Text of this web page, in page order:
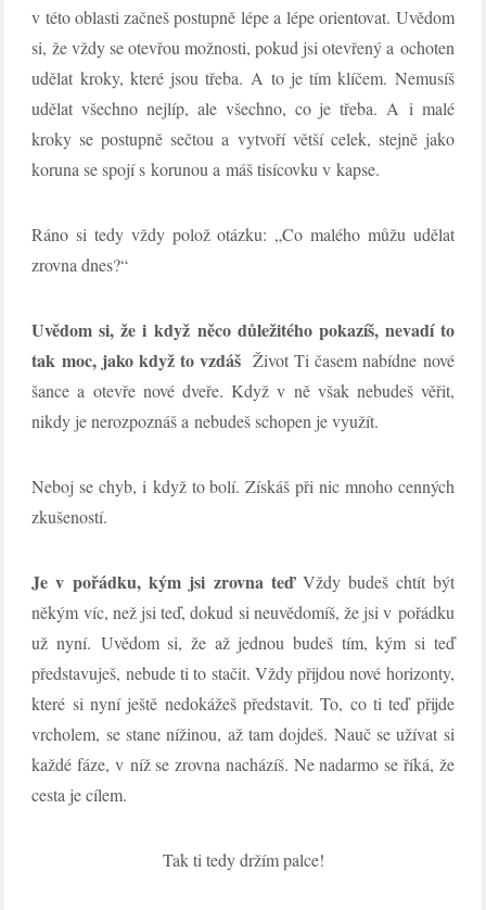
v této oblasti začneš postupně lépe a lépe orientovat. Uvědom
si, že vždy se otevřou možnosti, pokud jsi otevřený a ochoten
udělat kroky, které jsou třeba. A to je tím klíčem. Nemusíš
udělat všechno nejlíp, ale všechno, co je třeba. A i malé
kroky se postupně sečtou a vytvoří větší celek, stejně jako
koruna se spojí s korunou a máš tisícovku v kapse.
Ráno si tedy vždy polož otázku: „Co malého můžu udělat
zrovna dnes?“
Uvědom si, že i když něco důležitého pokazíš, nevadí to
tak moc, jako když to vzdášŽivot Ti časem nabídne nové
šance a otevře nové dveře. Když v ně však nebudeš věřit,
nikdy je nerozpoznáš a nebudeš schopen je využít.
Neboj se chyb, i když to bolí. Získáš při nic mnoho cenných
zkušeností.
Je v pořádku, kým jsi zrovna teď Vždy budeš chtít být
někým víc, než jsi teď, dokud si neuvědomíš, že jsi v pořádku
už nyní. Uvědom si, že až jednou budeš tím, kým si teď
představuješ, nebude ti to stačit. Vždy přijdou nové horizonty,
které si nyní ještě nedokážeš představit. To, co ti teď přijde
vrcholem, se stane nížinou, až tam dojdeš. Nauč se užívat si
každé fáze, v níž se zrovna nacházíš. Ne nadarmo se říká, že
cesta je cílem.
Tak ti tedy držím palce!